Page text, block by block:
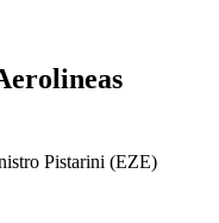
Pistarini (EZE)